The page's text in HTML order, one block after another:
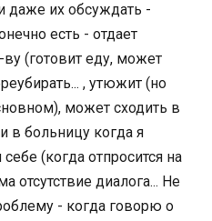
даже их обсуждать -
есть - отдает
ву (готовит еду, может
, утюжит (но
может сходить в
в больницу когда я
(когда отпросится на
отсутствие диалога... Не
- когда говорю о